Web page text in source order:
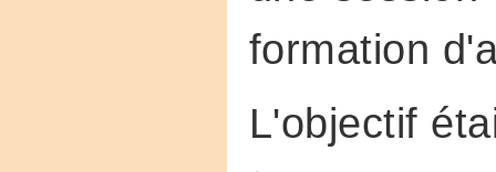
formation
L'objectif